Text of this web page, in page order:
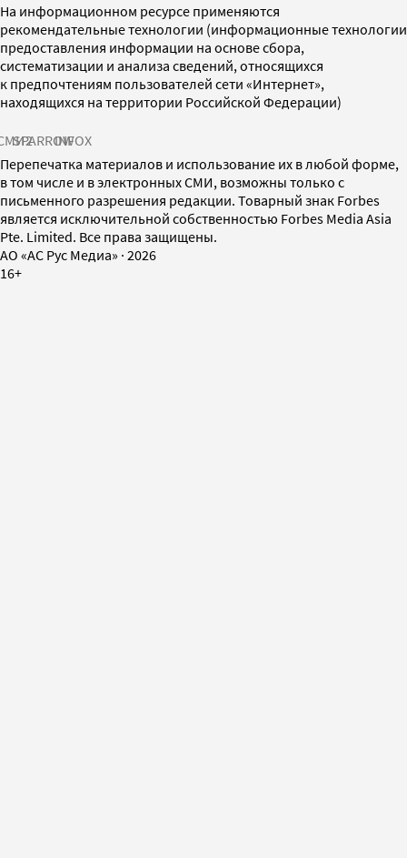
На информационном ресурсе применяются
рекомендательные технологии (информационные технологии
предоставления информации на основе сбора,
систематизации и анализа сведений, относящихся
к предпочтениям пользователей сети «Интернет»,
находящихся на территории Российской Федерации)
SPARROWINFOX
Перепечатка материалов и использование их в любой форме,
в том числе и в электронных СМИ, возможны только с
письменного разрешения редакции. Товарный знак Forbes
является исключительной собственностью Forbes Media Asia
Pte. Limited. Все права защищены.
AO «АС Рус Медиа» · 2026
16+